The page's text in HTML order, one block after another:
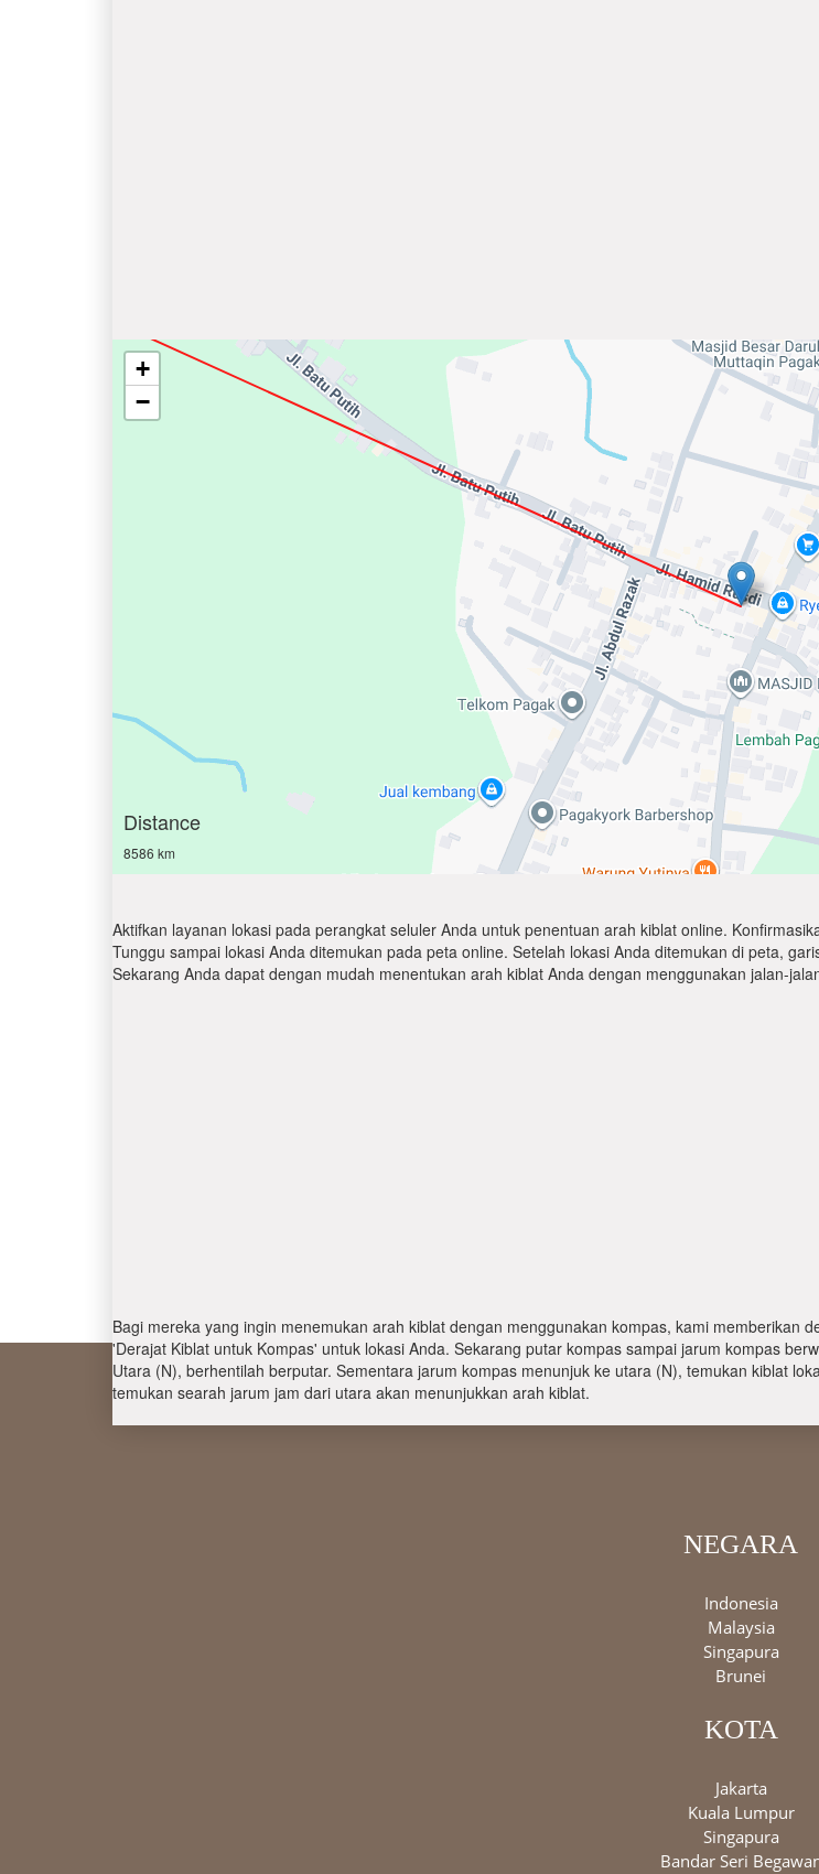
+
−
Distance
8586 km
Aktifkan layanan lokasi pada perangkat seluler Anda untuk penentuan arah kiblat online.
Tunggu sampai lokasi Anda ditemukan pada peta online. Setelah lokasi Anda ditemukan di peta,
Sekarang Anda dapat dengan mudah menentukan arah kiblat Anda dengan menggunakan jalan-
Bagi mereka yang ingin menemukan arah kiblat dengan menggunakan kompas, kami memberikan
'Derajat Kiblat untuk Kompas' untuk lokasi Anda. Sekarang putar kompas sampai jarum kompas
Utara (N), berhentilah berputar. Sementara jarum kompas menunjuk ke utara (N), temukan kiblat
temukan searah jarum jam dari utara akan menunjukkan arah kiblat.
NEGARA
Indonesia
Malaysia
Singapura
Brunei
KOTA
Jakarta
Kuala Lumpur
Singapura
Bandar Seri